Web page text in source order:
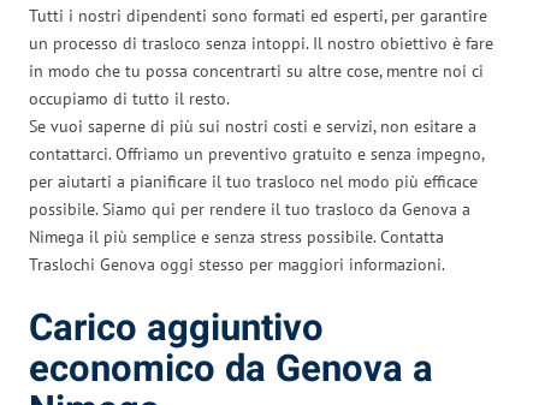
Tutti i nostri dipendenti sono formati ed esperti, per garantire
un processo di trasloco senza intoppi. Il nostro obiettivo è fare
in modo che tu possa concentrarti su altre cose, mentre noi ci
occupiamo di tutto il resto.
Se vuoi saperne di più sui nostri costi e servizi, non esitare a
contattarci. Offriamo un preventivo gratuito e senza impegno,
per aiutarti a pianificare il tuo trasloco nel modo più efficace
possibile. Siamo qui per rendere il tuo trasloco da Genova a
Nimega il più semplice e senza stress possibile. Contatta
Traslochi Genova oggi stesso per maggiori informazioni.
Carico aggiuntivo
economico da Genova a